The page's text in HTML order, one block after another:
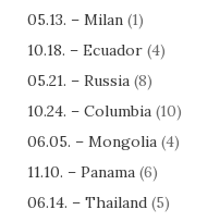
05.13. – Milan (1)
10.18. – Ecuador (4)
05.21. – Russia (8)
10.24. – Columbia (10)
06.05. – Mongolia (4)
11.10. – Panama (6)
06.14. – Thailand (5)